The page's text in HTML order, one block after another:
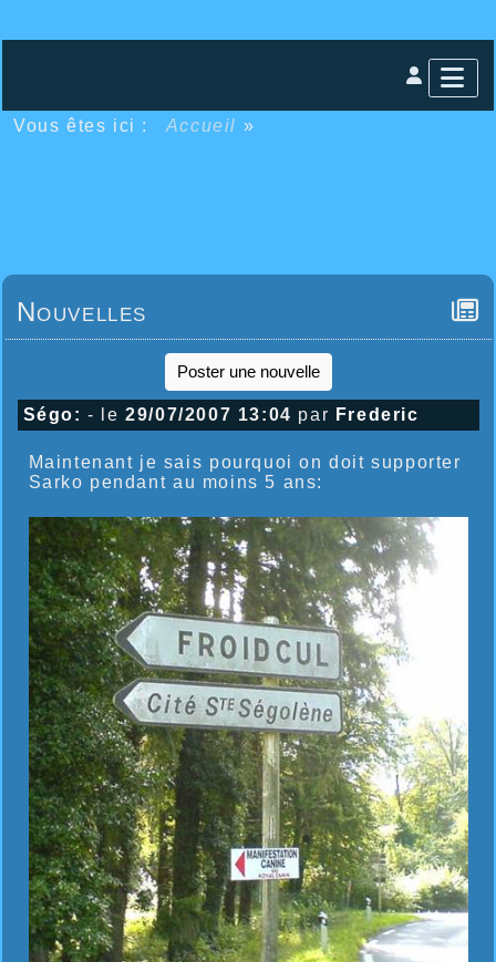
Vous êtes ici : Accueil »
Nouvelles
Poster une nouvelle
Ségo: - le29/07/2007 13:04 par Frederic
Maintenant je sais pourquoi on doit supporter
Sarko pendant au moins 5 ans: